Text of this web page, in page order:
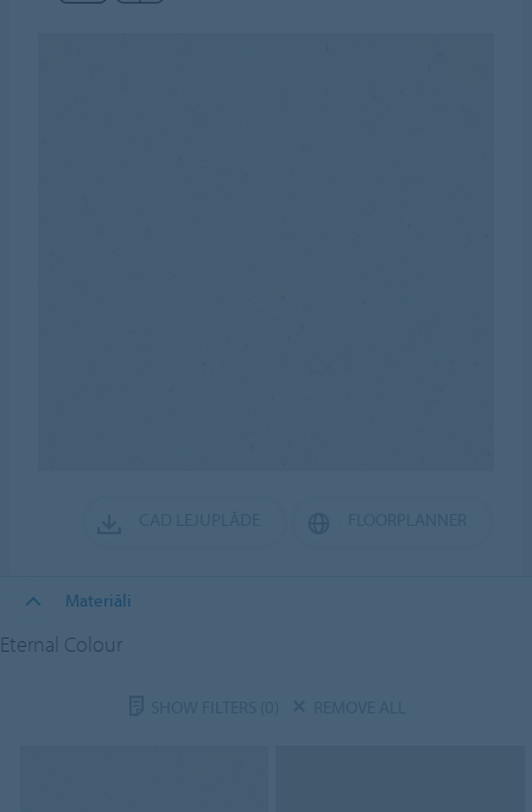
Materiāli
Eternal Colour